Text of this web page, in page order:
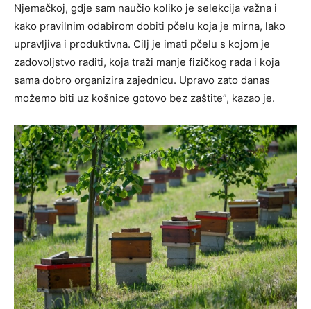
Njemačkoj, gdje sam naučio koliko je selekcija važna i
kako pravilnim odabirom dobiti pčelu koja je mirna, lako
upravljiva i produktivna. Cilj je imati pčelu s kojom je
zadovoljstvo raditi, koja traži manje fizičkog rada i koja
sama dobro organizira zajednicu. Upravo zato danas
možemo biti uz košnice gotovo bez zaštite”, kazao je.